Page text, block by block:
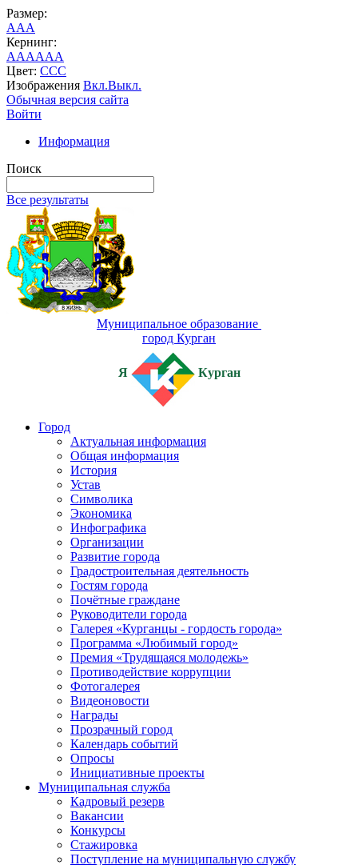
Размер:
AAA
Кернинг:
AAAAAA
Цвет: CCC
Изображения Вкл.Выкл.
Обычная версия сайта
Войти
Информация
Поиск
Все результаты
Муниципальное образование
город Курган
Я Курган
Город
Актуальная информация
Общая информация
История
Устав
Символика
Экономика
Инфографика
Организации
Развитие города
Градостроительная деятельность
Гостям города
Почётные граждане
Руководители города
Галерея «Курганцы - гордость города»
Программа «Любимый город»
Премия «Трудящаяся молодежь»
Противодействие коррупции
Фотогалерея
Видеоновости
Награды
Прозрачный город
Календарь событий
Опросы
Инициативные проекты
Муниципальная служба
Кадровый резерв
Вакансии
Конкурсы
Стажировка
Поступление на муниципальную службу